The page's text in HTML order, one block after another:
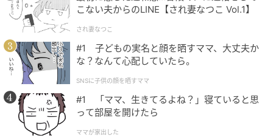
こない夫からのLINE【され妻なつこ Vol.1】
され妻なつこ
#1 子どもの実名と顔を晒すママ、大丈夫か
な？なんて心配していたら。
SNSに子供の顔を晒すママ
#1 「ママ、生きてるよね？」寝ていると思
って部屋を開けたら
ママが家出した